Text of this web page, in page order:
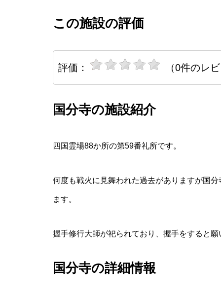
この施設の評価
評価： （0件のレ
国分寺の施設紹介
四国霊場88か所の第59番礼所です。
何度も戦火に見舞われた過去がありますが国
ます。
握手修行大師が祀られており、握手をすると
国分寺の詳細情報